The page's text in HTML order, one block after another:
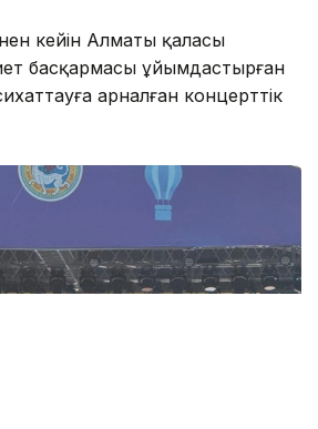
кейін Алматы қаласы
басқармасы ұйымдастырған
арналған концерттік